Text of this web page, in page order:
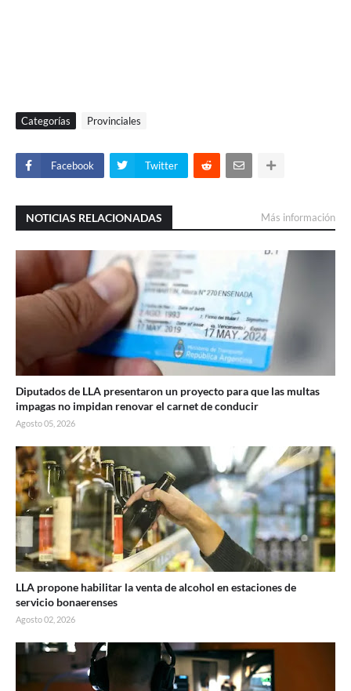
Categorías Provinciales
Facebook Twitter
NOTICIAS RELACIONADAS Más información
Diputados de LLA presentaron un proyecto para que las multas
impagas no impidan renovar el carnet de conducir
Agosto 05, 2026
LLA propone habilitar la venta de alcohol en estaciones de
servicio bonaerenses
Agosto 02, 2026